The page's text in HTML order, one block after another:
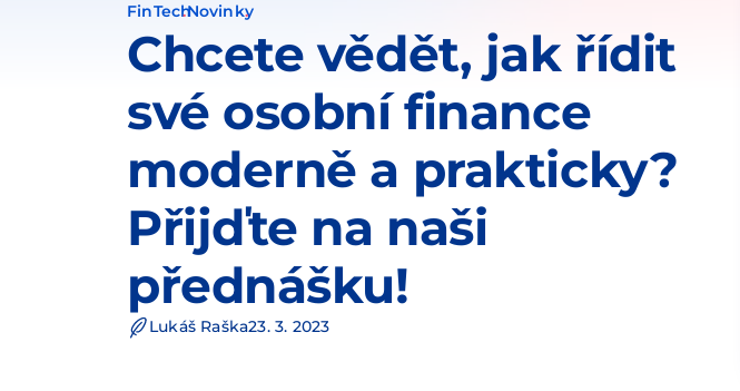
FinTechNovinky
Chcete vědět, jak řídit
své osobní finance
moderně a prakticky?
Přijďte na naši
přednášku!
Lukáš Raška23. 3. 2023